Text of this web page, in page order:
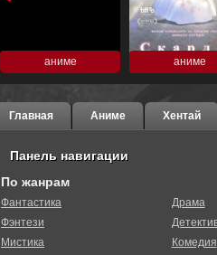
аниме аниме
Главная Аниме Хентай
Панель навигации
По жанрам
Фантастика
Фэнтези
Мистика
Драма
Комедия